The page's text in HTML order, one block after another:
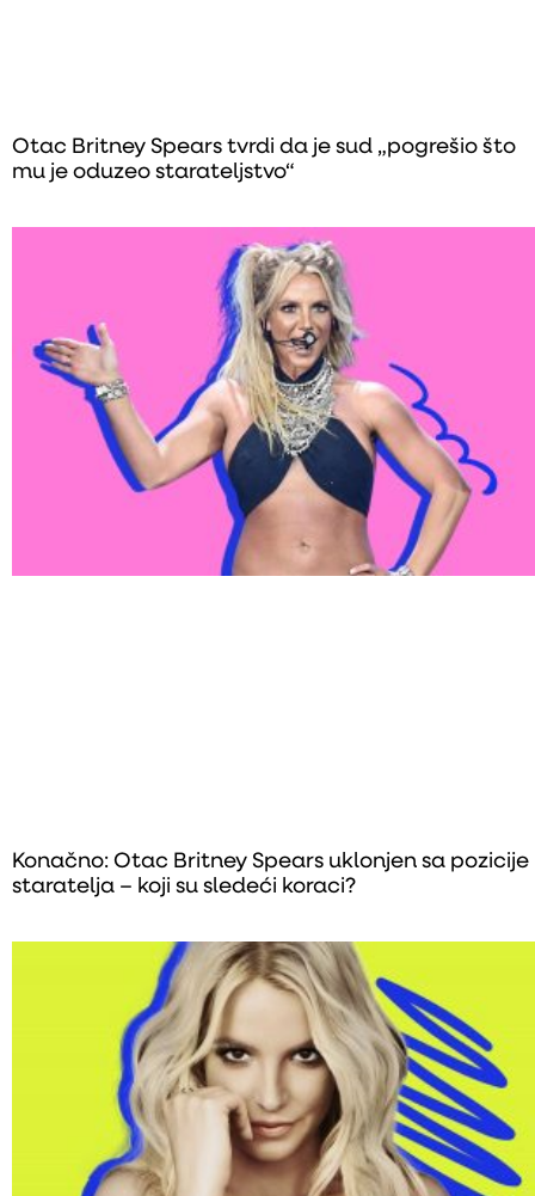
Otac Britney Spears tvrdi da je sud „pogrešio što
mu je oduzeo starateljstvo“
Konačno: Otac Britney Spears uklonjen sa pozicije
staratelja – koji su sledeći koraci?